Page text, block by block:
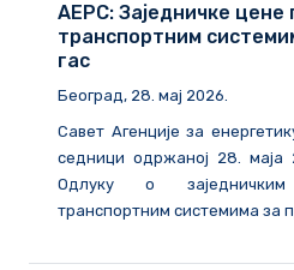
АЕРС: Заједничке цене
транспортним
гас
Београд, 28. мај 2026.
Савет Агенције за
седници одржаној 28. маја
Одлуку о
транспортним системима за